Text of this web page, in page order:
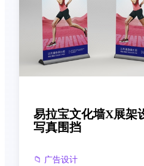
易拉宝文化墙X展架
写真围挡
📁 广告设计